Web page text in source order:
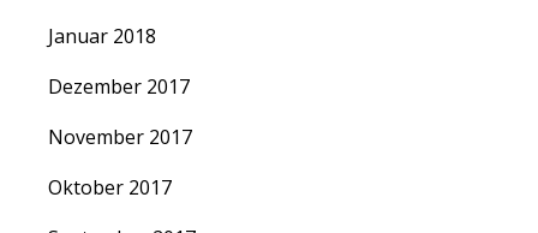
Januar 2018
Dezember 2017
November 2017
Oktober 2017